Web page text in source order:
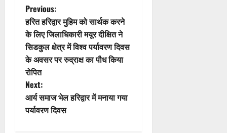
t
i
o
n
P
o
s
t
n
a
Previous:
हरित हरिद्वार मुहिम को सार्थक करने
के लिए जिलाधिकारी मयूर दीक्षित ने
सिडकुल क्षेत्र में विश्व पर्यावरण दिवस
के अवसर पर रुद्राक्ष का पौध किया
रोपित
Next:
आर्य समाज भेल हरिद्वार में मनाया गया
पर्यावरण दिवस